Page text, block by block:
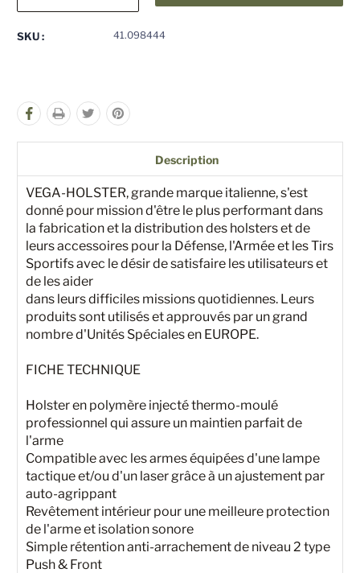
SKU : 41.098444
Description
VEGA-HOLSTER, grande marque italienne, s'est
donné pour mission d'être le plus performant dans
la fabrication et la distribution des holsters et de
leurs accessoires pour la Défense, l'Armée et les Tirs
Sportifs avec le désir de satisfaire les utilisateurs et
de les aider
dans leurs difficiles missions quotidiennes. Leurs
produits sont utilisés et approuvés par un grand
nombre d'Unités Spéciales en EUROPE.
FICHE TECHNIQUE
Holster en polymère injecté thermo-moulé
professionnel qui assure un maintien parfait de
l'arme
Compatible avec les armes équipées d'une lampe
tactique et/ou d'un laser grâce à un ajustement par
auto-agrippant
Revêtement intérieur pour une meilleure protection
de l'arme et isolation sonore
Simple rétention anti-arrachement de niveau 2 type
Push & Front